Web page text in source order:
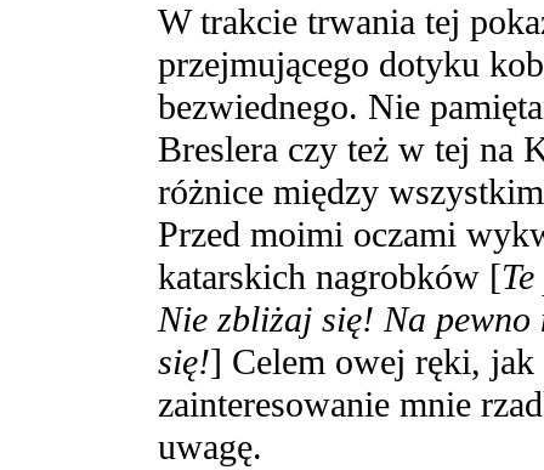
W trakcie trwania tej
przejmującego dotyku
bezwiednego. Nie
Breslera czy też w tej na
różnice między
Przed moimi oczami
katarskich nagrobków [
Nie zbliżaj się! Na
się!] Celem owej ręki, jak
zainteresowanie mnie
uwagę.